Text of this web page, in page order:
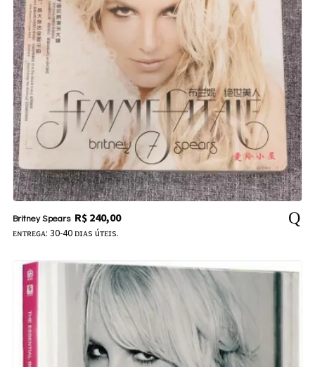
Britney Spears R$240,00
ᴇɴᴛʀᴇɢᴀ: 30-40 ᴅɪᴀs úᴛᴇɪs.